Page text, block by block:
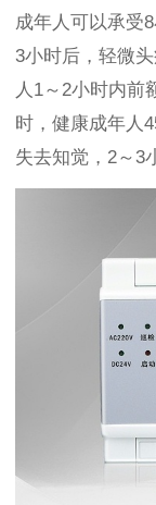
成年人可以承受
3小时后，轻微
人1～2小时内前
时，健康成年人
失去知觉，2～3